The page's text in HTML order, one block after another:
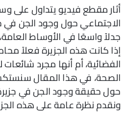
أثار مقطع فيديو يتداول على
الاجتماعي حول وجود الجن في
جدلاً واسعًا في الأوساط
إذا كانت هذه الجزيرة فعلاً
الفضائية، أم أنها مجرد
الصحة، في هذا المقال
حول حقيقة وجود الجن في
ونقدم نظرة عامة على هذه